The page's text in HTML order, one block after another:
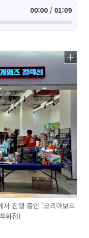
00:00 / 01:09
진행 중인 '코리아보드
화점)